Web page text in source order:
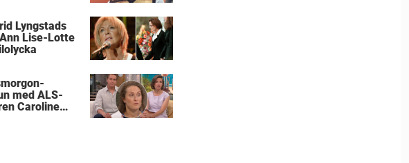
Lyngstads
Lise-Lotte
med ALS-
Caroline